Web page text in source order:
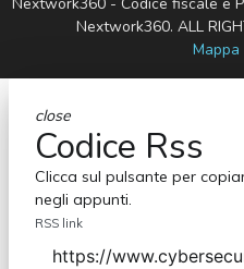
Nextwork360. ALL
close
Codice Rss
Clicca sul pulsante per
negli appunti.
RSS link